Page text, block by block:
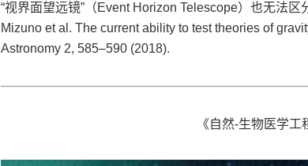
“视界面望远镜”（Event Horizon Telescope）也无法区
Mizuno et al. The current ability to test theories of
Astronomy 2, 585–590 (2018).
《自然-生物医学工